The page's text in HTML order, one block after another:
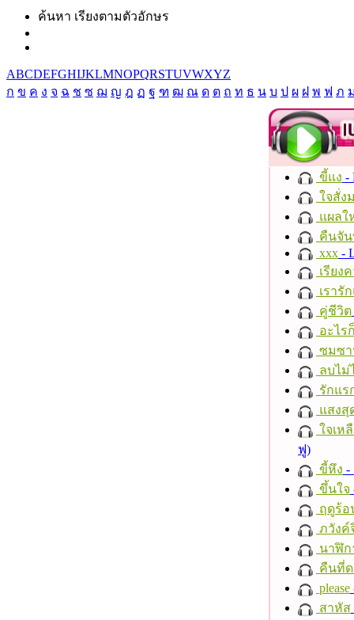
ค้นหา เรียงตามตัวอักษร
ABCDEFGHIJKLMNOPQRSTUVWXYZ
ก ข ค ง จ ฉ ช ซ ฌ ญ ฎ ฏ ฐ ฑ ฒ ณ ด ต ถ ท ธ น บ ป ผ ฝ พ ฟ ภ
ขี้แง -
ใจสั่ง
แผลใ
คืนจั
xxx -
เรียง
เรารั
คู่ชีวิต
อะไร
ซมซ
ลบไม่
รักแร
แสงสุ
ใจเห
ฟู)
ขี้หึง -
ขึ้นใจ
ฤดูร้อ
ภวังค์
นาฬิก
คืนที่ด
please
สาหัส